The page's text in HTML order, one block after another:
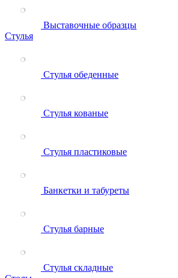
Выставочные образцы
Стулья
Стулья обеденные
Стулья кованые
Стулья пластиковые
Банкетки и табуреты
Стулья барные
Стулья складные